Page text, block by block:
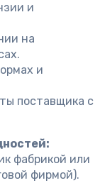
и
на
и
поставщика с
фабрикой или
фирмой).